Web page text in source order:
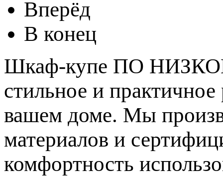
Вперёд
В конец
Шкаф-купе ПО
стильное и
вашем доме. Мы
материалов и
комфортность